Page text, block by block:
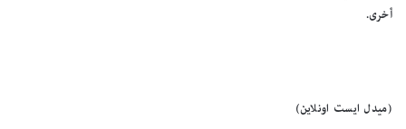
أخرى.
(ميدل ايست اونلاين)